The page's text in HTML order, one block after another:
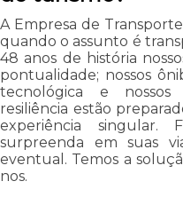
A Empresa de
quando o assunto é
48 anos de história
pontualidade; nossos
tecnológica e nossos
resiliência estão
experiência
surpreenda em suas
eventual. Temos a
nos.